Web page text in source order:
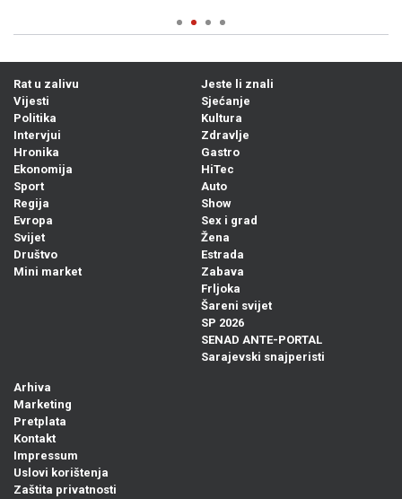
Rat u zalivu
Vijesti
Politika
Intervjui
Hronika
Ekonomija
Sport
Regija
Evropa
Svijet
Društvo
Mini market
Jeste li znali
Sjećanje
Kultura
Zdravlje
Gastro
HiTec
Auto
Show
Sex i grad
Žena
Estrada
Zabava
Frljoka
Šareni svijet
SP 2026
SENAD ANTE-PORTAL
Sarajevski snajperisti
Arhiva
Marketing
Pretplata
Kontakt
Impressum
Uslovi korištenja
Zaštita privatnosti